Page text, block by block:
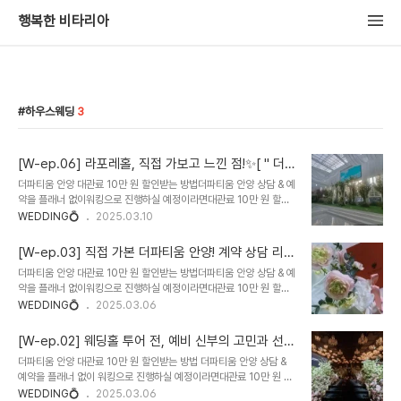
행복한 비타리아
하우스웨딩 3
[W-ep.06] 라포레홀, 직접 가보고 느낀 점!✨[ " 더
파티움 안양 (구.아르떼) " / (+지인할인 10만원) ]
더파티움 안양 대관료 10만 원 할인받는 방법더파티움 안양 상담 & 예
약을 플래너 없이워킹으로 진행하실 예정이라면대관료 10만 원 할인
혜택을 받을 수 있어요!대관료 10만 원 할인받는 방법1️⃣ 더파티움 안
(직접 예약 또는 플래너 예약 시 할인 불가❌)3️⃣ 아래 정보를 댓글 남
겨주세요!성함연락처상담 희망 날짜 & 시간댓글을 남겨주시면제가 지
인 방문 예정으로빠르게 예약 도와드릴게요!대관료 10만 원 할인 혜택
을 받고계약 가능하답니다! 😊✨🚨 주의사항 🚨⚠️ 반드시 저에게 먼
저 연락 주셔야 할인 적용 가능!⚠️ 직접 예약하거나 플래너 통해 예약
계약을 고민하고..
WEDDING💍 2025.03.10
[W-ep.03] 직접 가본 더파티움 안양! 계약 상담 리얼
후기 ✨[ " 더파티움 안양 (구.아르떼) " / (+지인할인
10만원) ]
더파티움 안양 대관료 10만 원 할인받는 방법더파티움 안양 상담 & 예
약을 플래너 없이워킹으로 진행하실 예정이라면대관료 10만 원 할인
혜택을 받을 수 있어요!대관료 10만 원 할인받는 방법1️⃣ 더파티움 안
(직접 예약 또는 플래너 예약 시 할인 불가❌)3️⃣ 아래 정보를 댓글 남
겨주세요!성함연락처상담 희망 날짜 & 시간댓글을 남겨주시면제가 지
인 방문 예정으로빠르게 예약 도와드릴게요!대관료 10만 원 할인 혜택
을 받고계약 가능하답니다! 😊✨🚨 주의사항 🚨⚠️ 반드시 저에게 먼
저 연락 주셔야 할인 적용 가능!⚠️ 직접 예약하거나 플래너 통해 예약
WEDDING💍 2025.03.06
[W-ep.02] 웨딩홀 투어 전, 예비 신부의 고민과 선택
과정 [ " 더파티움 안양 (구.아르떼) " ] 📌
더파티움 안양 대관료 10만 원 할인받는 방법 더파티움 안양 상담 &
예약을 플래너 없이 워킹으로 진행하실 예정이라면대관료 10만 원 할
인 혜택을 받을 수 있어요!대관료 10만 원 할인받는 방법1️⃣ 더파티움
WEDDING💍 2025.03.06